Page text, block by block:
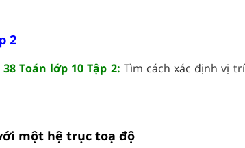
2
Toán lớp 10 Tập 2: Tìm cách xác định vị
một hệ trục toạ độ